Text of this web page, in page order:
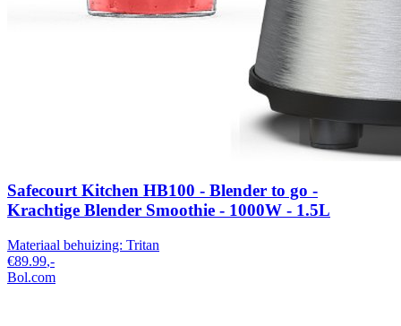
Safecourt Kitchen HB100 - Blender to go -
Krachtige Blender Smoothie - 1000W - 1.5L
Materiaal behuizing: Tritan
€89.99,-
Bol.com